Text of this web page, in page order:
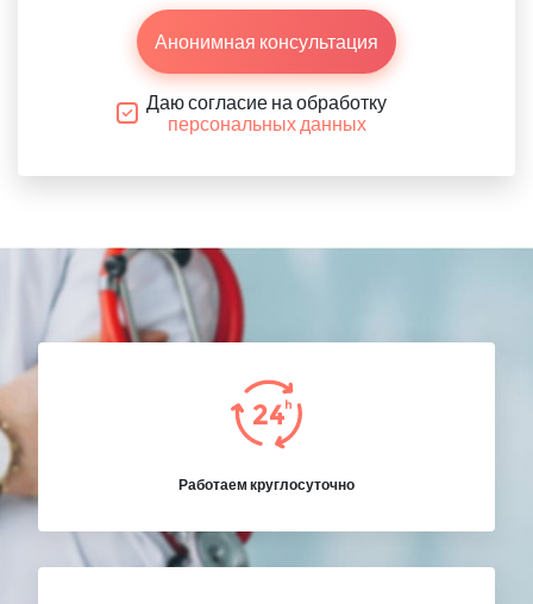
Анонимная консультация
Даю согласие на обработку
персональных данных
Работаем круглосуточно